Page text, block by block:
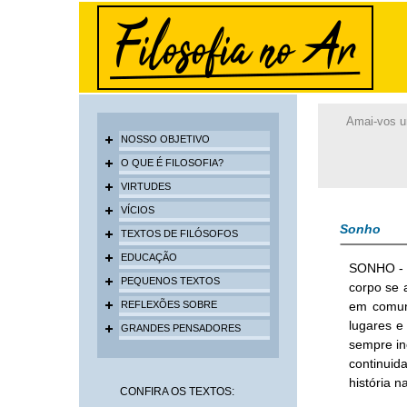
NOSSO OBJETIVO
O QUE É FILOSOFIA?
VIRTUDES
VÍCIOS
TEXTOS DE FILÓSOFOS
EDUCAÇÃO
PEQUENOS TEXTOS
REFLEXÕES SOBRE
GRANDES PENSADORES
CONFIRA OS TEXTOS:
Amai-vos
Sonho
SONHO
corpo se
em
lugares
sempre
história